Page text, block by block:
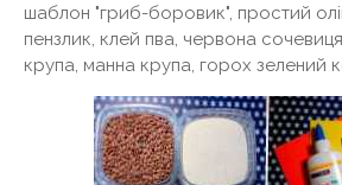
шаблон "гриб-боровик", простий
пензлик, клей пва, червона
крупа, манна крупа, горох зелений